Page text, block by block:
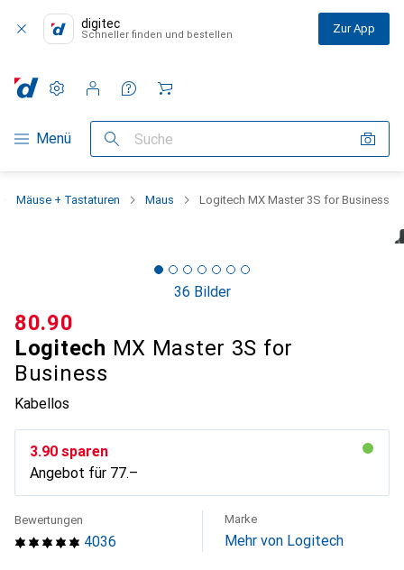
digitec
Schneller finden und bestellen Zur App
Navigation nach Kategorien
Menü Suche
Einstellungen
Kundenkonto
Vergleichslisten
Merklisten
Warenkorb
Mäuse + Tastaturen Maus Logitech MX Master 3S for Business
36 Bilder
Logitech MX Master 3S for
Business
Kabellos
CHF
80.90
CHF
3.90 sparen
Angebot für CHF
77.–
4036
Bewertungen Marke
Mehr von Logitech